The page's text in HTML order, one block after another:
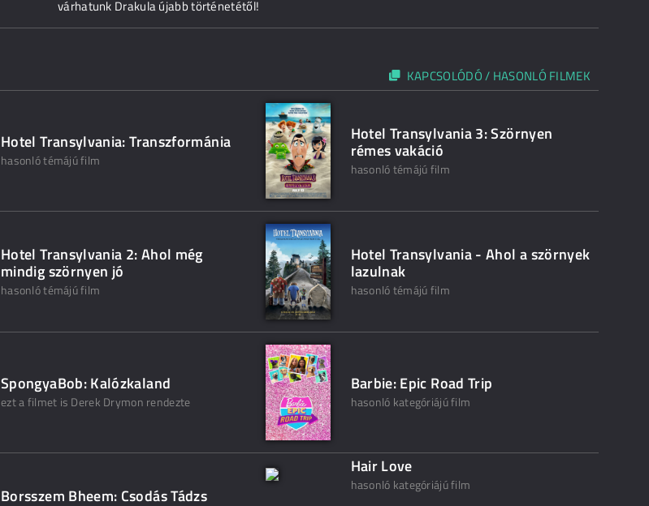
várhatunk Drakula újabb történetétől!
KAPCSOLÓDÓ / HASONLÓ FILMEK
Hotel Transylvania: Transzformánia
hasonló témájú film
Hotel Transylvania 3: Szörnyen
rémes vakáció
hasonló témájú film
Hotel Transylvania 2: Ahol még
mindig szörnyen jó
hasonló témájú film
Hotel Transylvania - Ahol a szörnyek
lazulnak
hasonló témájú film
SpongyaBob: Kalózkaland
ezt a filmet is Derek Drymon rendezte
Barbie: Epic Road Trip
hasonló kategóriájú film
Borsszem Bheem: Csodás Tádzs
Hair Love
hasonló kategóriájú film